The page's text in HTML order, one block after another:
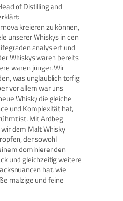
of Distilling and
kreieren zu können,
unserer Whiskys in den
analysiert und
Whiskys waren bereits
waren jünger. Wir
was unglaublich torfig
vor allem war uns
Whisky die gleiche
und Komplexität hat,
ist. Mit Ardbeg
dem Malt Whisky
der sowohl
dominierenden
und gleichzeitig weitere
hat, wie
malzige und feine